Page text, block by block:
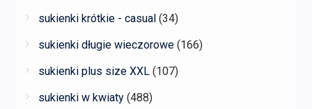
sukienki krótkie - casual (34)
sukienki długie wieczorowe (166)
sukienki plus size XXL (107)
sukienki w kwiaty (488)